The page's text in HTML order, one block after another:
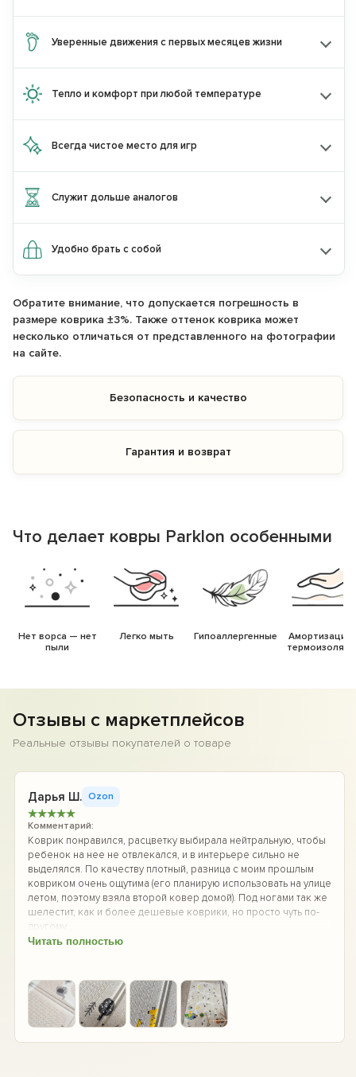
Уверенные движения с первых месяцев жизни
Тепло и комфорт при любой температуре
Всегда чистое место для игр
Служит дольше аналогов
Удобно брать с собой
Обратите внимание, что допускается погрешность в
размере коврика ±3%. Также оттенок коврика может
несколько отличаться от представленного на фотографии
на сайте.
Безопасность и качество
Гарантия и возврат
Что делает ковры Parklon особенными
Нет ворса — нет
пыли
Легко мыть Гипоаллергенные
Амортизация
Отзывы с маркетплейсов
Реальные отзывы покупателей о товаре
Дарья Ш. Ozon
★★★★★
Комментарий:
Коврик понравился, расцветку выбирала нейтральную, чтобы
ребенок на нее не отвлекался, и в интерьере сильно не
выделялся. По качеству плотный, разница с моим прошлым
ковриком очень ощутима (его планирую использовать на улице
летом, поэтому взяла второй ковер домой). Под ногами так же
шелестит, как и более дешевые коврики, но просто чуть по-
другому,...
Читать полностью
+1
по промокоду: KIDS10
Скидку 15%
разных брендов по промокоду: